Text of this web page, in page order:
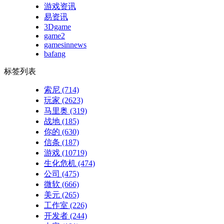
游戏资讯
易资讯
3Dgame
game2
gamesinnews
bafang
标签列表
索尼 (714)
玩家 (2623)
马里奥 (319)
战地 (185)
你的 (630)
信条 (187)
游戏 (10719)
生化危机 (474)
公司 (475)
微软 (666)
美元 (265)
工作室 (226)
开发者 (244)